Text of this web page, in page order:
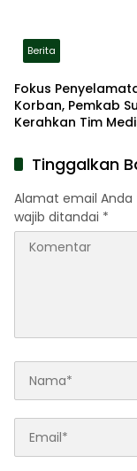
Berita
Fokus
Korban, Pemkab
Kerahkan Tim
Kalianget
Tinggalkan
Alamat email Anda
wajib ditandai *